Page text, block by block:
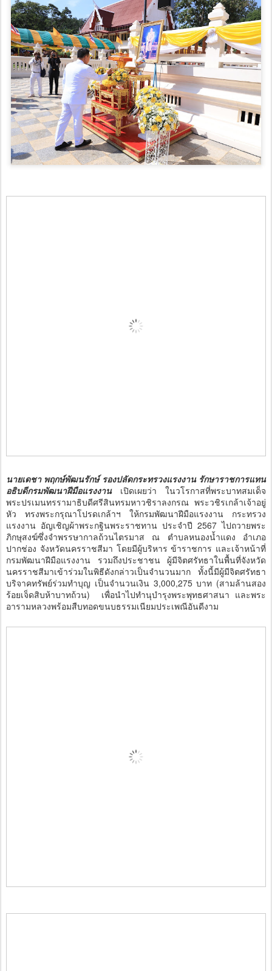
นายเดชา พฤกษ์พัฒนรักษ์ รองปลัดกระทรวงแรงงาน รักษาราชการแทน
อธิบดีกรมพัฒนาฝีมือแรงงานเปิดเผยว่า ในวโรกาสที่พระบาทสมเด็จ
พระปรเมนทรรามาธิบดีศรีสินทรมหาวชิราลงกรณ พระวชิรเกล้าเจ้าอยู่
หัว ทรงพระกรุณาโปรดเกล้าฯ ให้กรมพัฒนาฝีมือแรงงาน กระทรวง
แรงงาน อัญเชิญผ้าพระกฐินพระราชทาน ประจำปี 2567 ไปถวายพระ
ภิกษุสงฆ์ซึ่งจำพรรษากาลถ้วนไตรมาส ณ ตำบลหนองน้ำแดง อำเภอ
ปากช่อง จังหวัดนครราชสีมา โดยมีผู้บริหาร ข้าราชการ และเจ้าหน้าที่
กรมพัฒนาฝีมือแรงงาน รวมถึงประชาชน ผู้มีจิตศรัทธาในพื้นที่จังหวัด
นครราชสีมาเข้าร่วมในพิธีดังกล่าวเป็นจำนวนมาก ทั้งนี้มีผู้มีจิตศรัทธา
บริจาคทรัพย์ร่วมทำบุญ เป็นจำนวนเงิน 3,000,275 บาท (สามล้านสอง
ร้อยเจ็ดสิบห้าบาทถ้วน) เพื่อนำไปทำนุบำรุงพระพุทธศาสนา และพระ
อารามหลวงพร้อมสืบทอดขนบธรรมเนียมประเพณีอันดีงาม